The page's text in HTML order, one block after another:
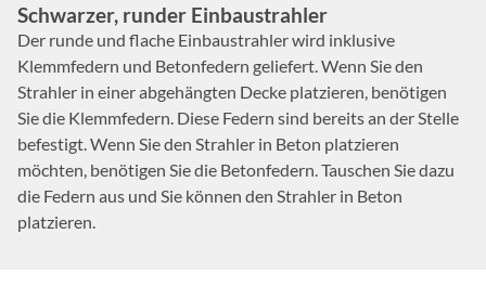
Schwarzer, runder Einbaustrahler
Der runde und flache Einbaustrahler wird inklusive
Klemmfedern und Betonfedern geliefert. Wenn Sie den
Strahler in einer abgehängten Decke platzieren, benötigen
Sie die Klemmfedern. Diese Federn sind bereits an der Stelle
befestigt. Wenn Sie den Strahler in Beton platzieren
möchten, benötigen Sie die Betonfedern. Tauschen Sie dazu
die Federn aus und Sie können den Strahler in Beton
platzieren.